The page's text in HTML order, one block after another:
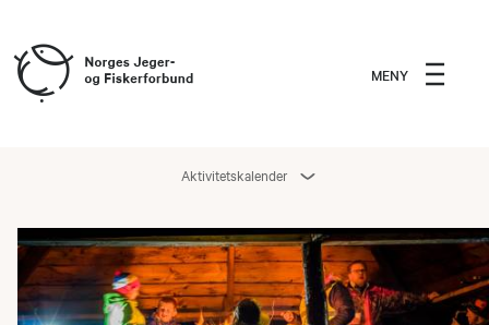
MENY
Aktivitetskalender